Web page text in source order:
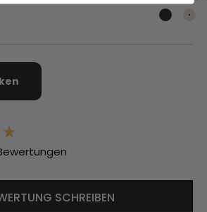
Black
SCHREIBEN